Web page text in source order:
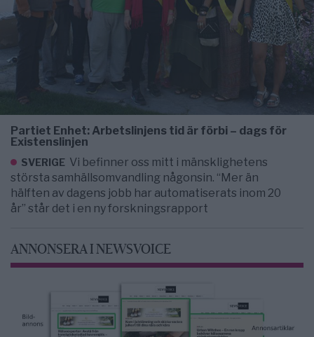
Partiet Enhet: Arbetslinjens tid är förbi – dags för
Existenslinjen
SVERIGE Vi befinner oss mitt i mänsklighetens
största samhällsomvandling någonsin. “Mer än
hälften av dagens jobb har automatiserats inom 20
år” står det i en ny forskningsrapport
ANNONSERA I NEWSVOICE